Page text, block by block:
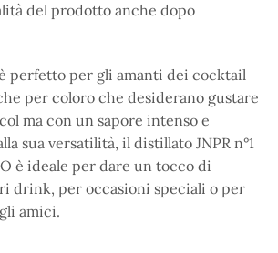
del prodotto anche dopo
perfetto per gli amanti dei cocktail
per coloro che desiderano gustare
ma con un sapore intenso e
sua versatilità, il distillato JNPR n°1
è ideale per dare un tocco di
drink, per occasioni speciali o per
amici.